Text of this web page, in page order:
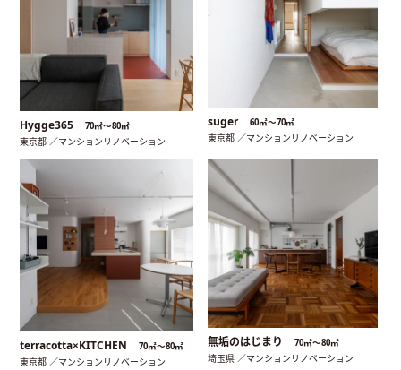
Hygge365 70㎡〜80㎡
東京都 ／マンションリノベーション
suger 60㎡〜70㎡
東京都 ／マンションリノベーション
terracotta×KITCHEN 70㎡〜80㎡
東京都 ／マンションリノベーション
無垢のはじまり 70㎡〜80㎡
埼玉県 ／マンションリノベーション